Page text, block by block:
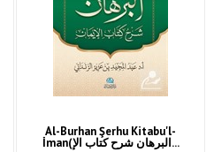
Al-Burhan Şerhu Kitabu'l-
İman(البرهان شرح كتاب الإ...